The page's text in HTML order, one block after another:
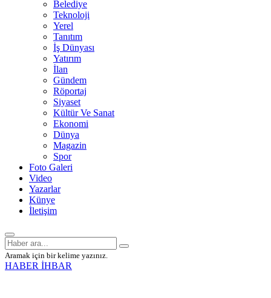
Belediye
Teknoloji
Yerel
Tanıtım
İş Dünyası
Yatırım
İlan
Gündem
Röportaj
Siyaset
Kültür Ve Sanat
Ekonomi
Dünya
Magazin
Spor
Foto Galeri
Video
Yazarlar
Künye
İletişim
Aramak için bir kelime yazınız.
HABER İHBAR